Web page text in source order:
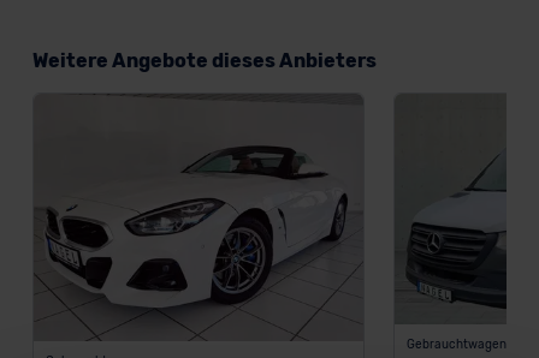
Weitere Angebote dieses Anbieters
Gebrauchtwagen